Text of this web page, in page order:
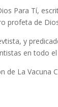
Para Tí,
profeta de
y
en todo
de La Vacuna